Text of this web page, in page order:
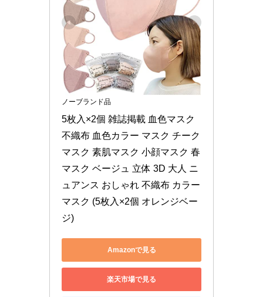
ノーブランド品
5枚入×2個 雑誌掲載 血色マスク
不織布 血色カラー マスク チーク
マスク 素肌マスク 小顔マスク 春
マスク ベージュ 立体 3D 大人 ニ
ュアンス おしゃれ 不織布 カラー
マスク (5枚入×2個 オレンジベー
ジ)
Amazonで見る
楽天市場で見る